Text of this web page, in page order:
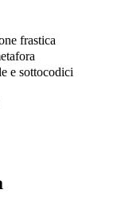
frastica
e sottocodici